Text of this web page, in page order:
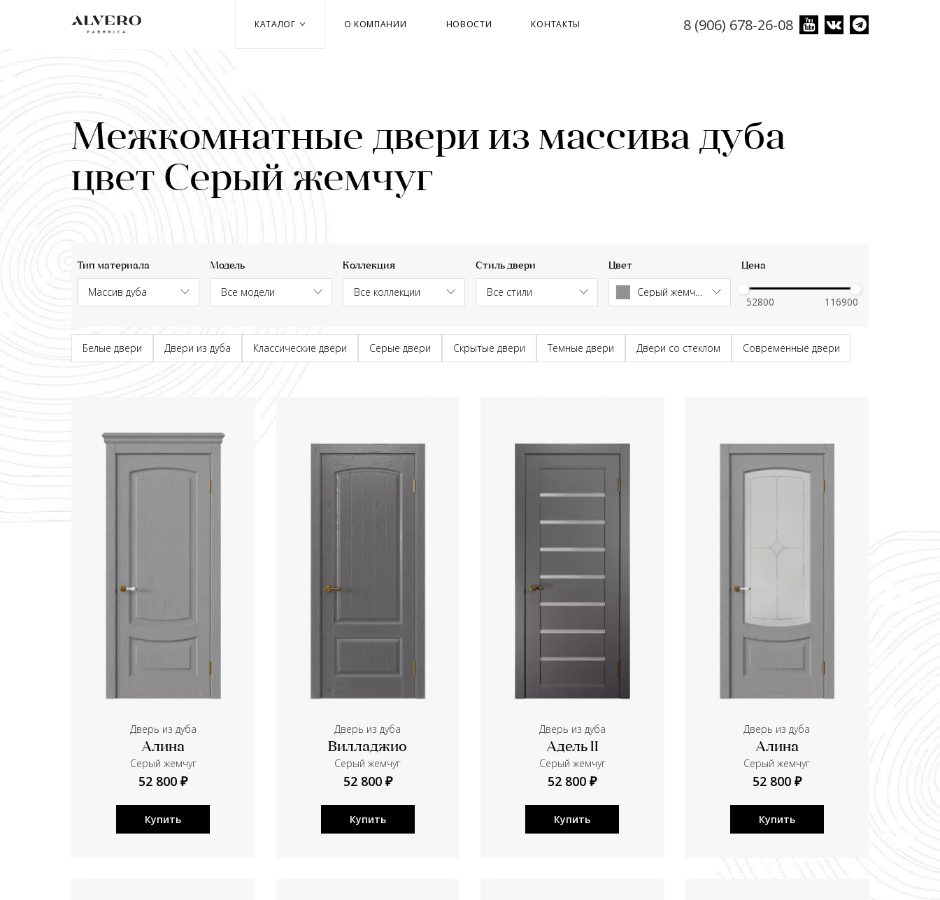
8 (906) 678-26-08
КАТАЛОГ О КОМПАНИИ НОВОСТИ КОНТАКТЫ
Межкомнатные двери из массива дуба
цвет Серый жемчуг
Тип материала Модель Коллекция Стиль двери Цвет
Серый жемчуг
Цена
Белые двери Двери из дуба Классические двери Серые двери Скрытые двери Темные двери Двери со стеклом Современные двери
Дверь из дуба
Алина
Серый жемчуг
52 800 ₽
Купить
Дверь из дуба
Вилладжио
Серый жемчуг
52 800 ₽
Купить
Дверь из дуба
Адель II
Серый жемчуг
52 800 ₽
Купить
Дверь из дуба
Алина
Серый жемчуг
52 800 ₽
Купить